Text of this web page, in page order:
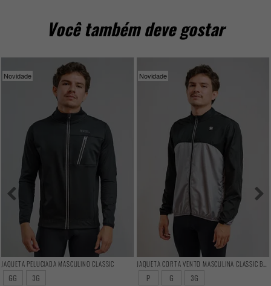
Você também deve gostar
Novidade
JAQUETA PELUCIADA MASCULINO CLASSIC
GG 3G
Novidade
P G 3G